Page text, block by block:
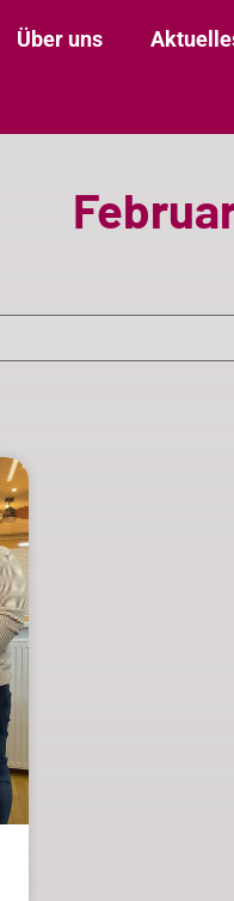
Über uns